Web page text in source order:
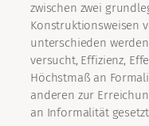
zwischen zwei
Konstruktionsweisen
unterschieden
versucht, Effizienz,
Höchstmaß an
anderen zur
an Informalität